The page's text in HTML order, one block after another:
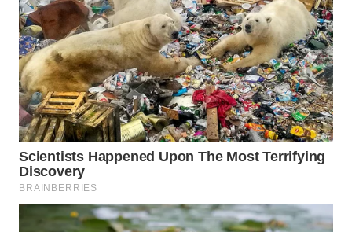
PORTAL
KONSUMEN
FORWAMKI
ALPERKLINAS
FORJASIDA
TAMBANG
NEWS